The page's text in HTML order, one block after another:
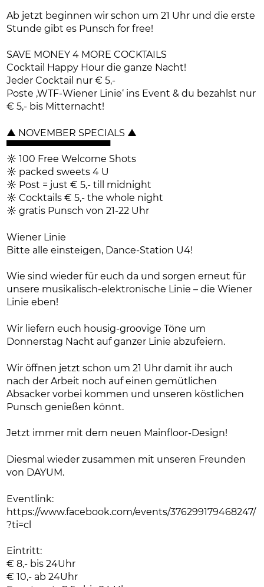
Ab jetzt beginnen wir schon um 21 Uhr und die erste
Stunde gibt es Punsch for free!
SAVE MONEY 4 MORE COCKTAILS
Cocktail Happy Hour die ganze Nacht!
Jeder Cocktail nur € 5,-
Poste ‚WTF-Wiener Linie‘ ins Event & du bezahlst nur
€ 5,- bis Mitternacht!
▲ NOVEMBER SPECIALS ▲
▀▀▀▀▀▀▀▀▀▀▀▀▀▀▀▀
☼ 100 Free Welcome Shots
☼ packed sweets 4 U
☼ Post = just € 5,- till midnight
☼ Cocktails € 5,- the whole night
☼ gratis Punsch von 21-22 Uhr
Wiener Linie
Bitte alle einsteigen, Dance-Station U4!
Wie sind wieder für euch da und sorgen erneut für
unsere musikalisch-elektronische Linie – die Wiener
Linie eben!
Wir liefern euch housig-groovige Töne um
Donnerstag Nacht auf ganzer Linie abzufeiern.
Wir öffnen jetzt schon um 21 Uhr damit ihr auch
nach der Arbeit noch auf einen gemütlichen
Absacker vorbei kommen und unseren köstlichen
Punsch genießen könnt.
Jetzt immer mit dem neuen Mainfloor-Design!
Diesmal wieder zusammen mit unseren Freunden
von DAYUM.
Eventlink:
https://www.facebook.com/events/376299179468247/
?ti=cl
Eintritt:
€ 8,- bis 24Uhr
€ 10,- ab 24Uhr